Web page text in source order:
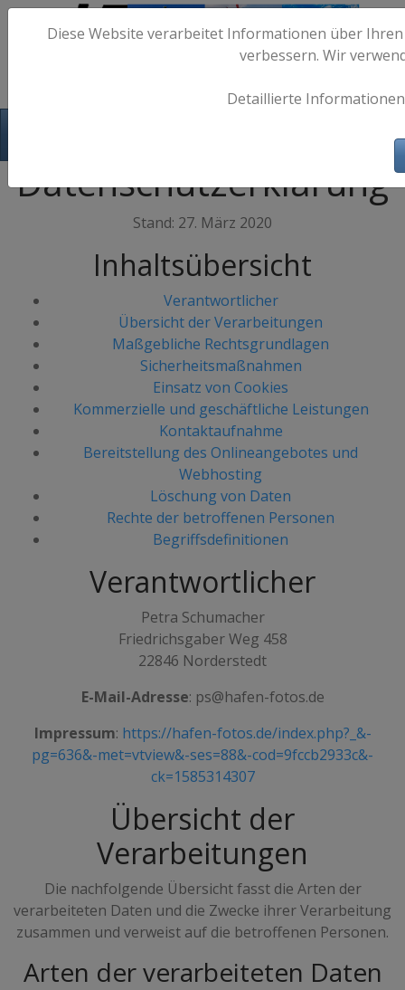
Datenschutzerklärung
Stand: 27. März 2020
Inhaltsübersicht
Verantwortlicher
Übersicht der Verarbeitungen
Maßgebliche Rechtsgrundlagen
Sicherheitsmaßnahmen
Einsatz von Cookies
Kommerzielle und geschäftliche Leistungen
Kontaktaufnahme
Bereitstellung des Onlineangebotes und
Webhosting
Löschung von Daten
Rechte der betroffenen Personen
Begriffsdefinitionen
Verantwortlicher
Petra Schumacher
Friedrichsgaber Weg 458
22846 Norderstedt
E-Mail-Adresse: ps@hafen-fotos.de
Impressum: https://hafen-fotos.de/index.php?_&-
pg=636&-met=vtview&-ses=88&-cod=9fccb2933c&-
ck=1585314307
Übersicht der
Verarbeitungen
Die nachfolgende Übersicht fasst die Arten der
verarbeiteten Daten und die Zwecke ihrer Verarbeitung
zusammen und verweist auf die betroffenen Personen.
Arten der verarbeiteten Daten
Diese Website verarbeitet Informationen über
verbessern. Wir
Detaillierte